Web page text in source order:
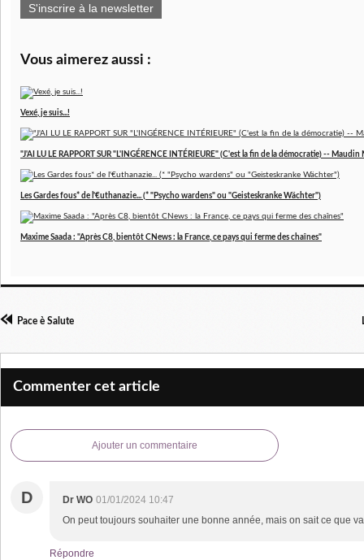
S'inscrire à la newsletter
Vous aimerez aussi :
Vexé, je suis...!
"J'AI LU LE RAPPORT SUR "L'INGÉRENCE INTÉRIEURE" (C'est la fin de la démocratie) -- Maudin
Les Gardes fous* de l'€uthanazie... (* "Psycho wardens" ou "Geisteskranke Wächter")
Maxime Saada : "Après C8, bientôt CNews : la France, ce pays qui ferme des chaînes"
Pace è Salute
Commenter cet article
Ajouter un commentaire
D Dr WO 01/01/2024 10:47
On peut toujours souhaiter une bonne année, mais on sait ce que
Répondre